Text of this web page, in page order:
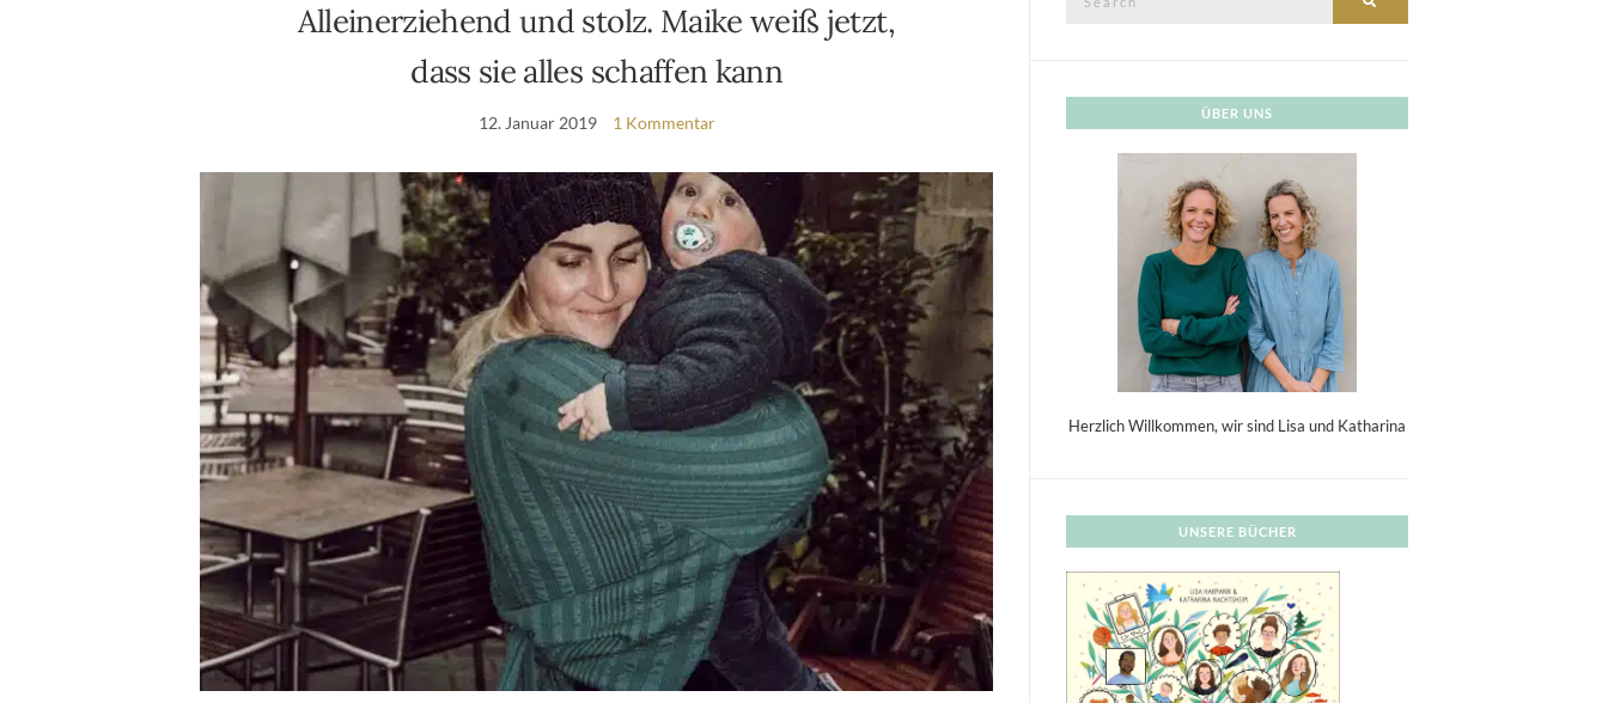
Alleinerziehend und stolz. Maike weiß jetzt,
dass sie alles schaffen kann
12. Januar 2019 1 Kommentar ÜBER UNS
Herzlich Willkommen, wir sind Lisa und Katharina
UNSERE BÜCHER